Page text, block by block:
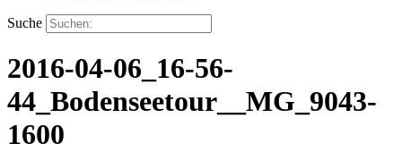
Suche
2016-04-06_16-56-
44_Bodenseetour__MG_9043-
1600